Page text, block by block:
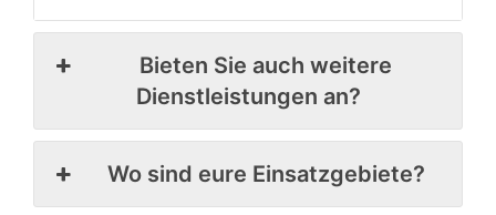
Bieten Sie auch weitere
Dienstleistungen an?
Wo sind eure Einsatzgebiete?